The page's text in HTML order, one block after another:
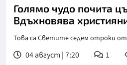
Голямо чудо почита
Вдъхновява
Това са Светите седем отроки
04 август | 7:20 1